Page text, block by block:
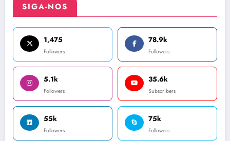
SIGA-NOS
1,475
Followers
78.9k
Followers
5.1k
Followers
35.6k
Subscribers
55k
Followers
75k
Followers